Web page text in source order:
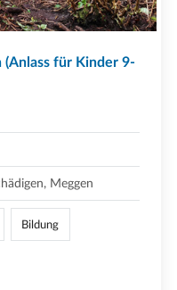
für Kinder 9-
Meggen
Bildung